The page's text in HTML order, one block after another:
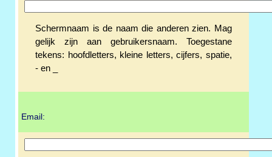
Schermnaam is de naam die anderen zien. Mag
gelijk zijn aan gebruikersnaam. Toegestane
tekens: hoofdletters, kleine letters, cijfers, spatie,
- en _
Email: